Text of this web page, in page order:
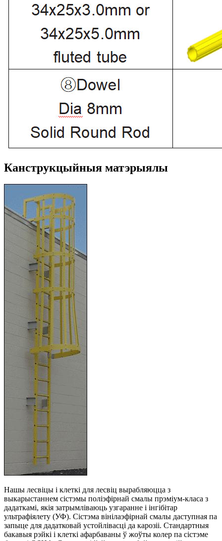
Канструкцыйныя матэрыялы
Нашы лесвіцы і клеткі для лесвіц вырабляюцца з
выкарыстаннем сістэмы поліэфірнай смалы прэміум-класа з
дадаткамі, якія затрымліваюць узгаранне і інгібітар
ультрафіялету (УФ). Сістэма вінілаэфірнай смалы даступная па
запыце для дадатковай устойлівасці да карозіі. Стандартныя
бакавыя рэйкі і клеткі афарбаваны ў жоўты колер па сістэме